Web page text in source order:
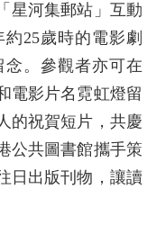
星河集郵站」互動
25歲時的電影劇
。參觀者亦可在
電影片名霓虹燈留
的祝賀短片，共慶
公共圖書館攜手策
日出版刊物，讓讀